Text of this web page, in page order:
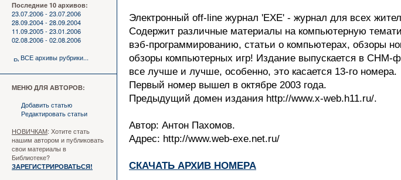
Последние 10 архивов:
23.07.2006 - 23.07.2006
28.09.2004 - 28.09.2004
11.09.2005 - 23.01.2006
02.08.2006 - 02.08.2006
ВСЕ архивы рубрики...
МЕНЮ ДЛЯ АВТОРОВ:
Добавить статью
Редактировать статьи
НОВИЧКАМ: Хотите стать
нашим автором и публиковать
свои материалы в
Библиотеке?
ЗАРЕГИСТРИРОВАТЬСЯ!
Электронный off-line журнал 'EXE' - журнал для всех
Содержит различные материалы на компьютерную
вэб-программированию, статьи о компьютерах, обзоры
обзоры компьютерных игр! Издание выпускается в
все лучше и лучше, особенно, это касается 13-го номера.
Первый номер вышел в октябре 2003 года.
Предыдущий домен издания http://www.x-web.h11.ru/.
Автор: Антон Пахомов.
Адрес: http://www.web-exe.net.ru/
СКАЧАТЬ АРХИВ НОМЕРА